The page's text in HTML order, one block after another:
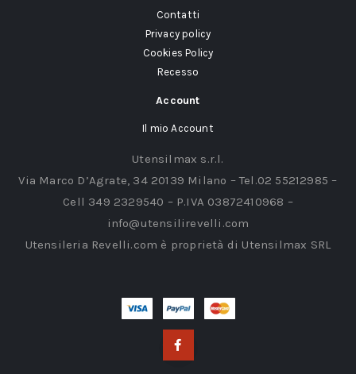
Contatti
Privacy policy
Cookies Policy
Recesso
Account
Il mio Account
Utensilmax s.r.l.
Via Marco D’Agrate, 34 20139 Milano – Tel.02 55212985 –
Cell 349 2329540 – P.IVA 03872410968 –
info@utensilirevelli.com
Utensileria Revelli.com è proprietà di Utensilmax SRL